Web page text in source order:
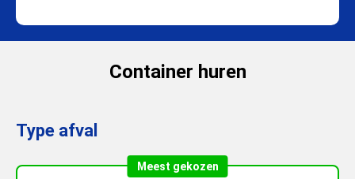
Container huren
Type afval
Meest gekozen